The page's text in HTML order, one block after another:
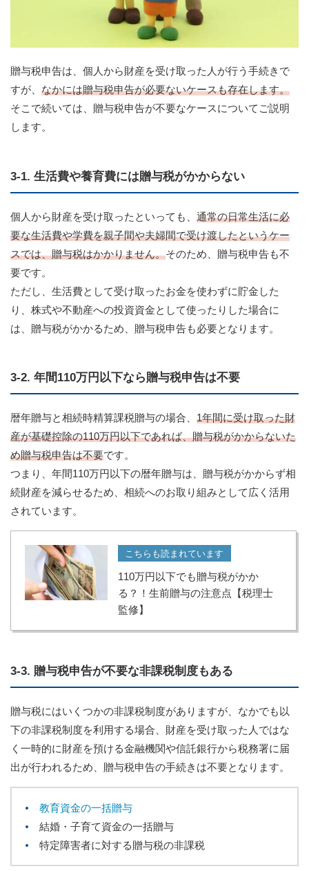
贈与税申告は、個人から財産を受け取った人が行う手続きで
すが、 なかには贈与税申告が必要ないケースも存在します。
そこで続いては、贈与税申告が不要なケースについてご説明
します。
3-1. 生活費や養育費には贈与税がかからない
個人から財産を受け取ったといっても、 通常の日常生活に必
要な生活費や学費を親子間や夫婦間で受け渡したというケー
スでは、贈与税はかかりません。そのため、贈与税申告も不
要です。
ただし、生活費として受け取ったお金を使わずに貯金した
り、株式や不動産への投資資金として使ったりした場合に
は、贈与税がかかるため、贈与税申告も必要となります。
3-2. 年間110万円以下なら贈与税申告は不要
暦年贈与と相続時精算課税贈与の場合、 1年間に受け取った財
産が基礎控除の110万円以下であれば、贈与税がかからないた
め贈与税申告は不要です。
つまり、年間110万円以下の暦年贈与は、贈与税がかからず相
続財産を減らせるため、相続へのお取り組みとして広く活用
されています。
こちらも読まれています
110万円以下でも贈与税がかか
る？！生前贈与の注意点【税理士
監修】
3-3. 贈与税申告が不要な非課税制度もある
贈与税にはいくつかの非課税制度がありますが、なかでも以
下の非課税制度を利用する場合、財産を受け取った人ではな
く一時的に財産を預ける金融機関や信託銀行から税務署に届
出が行われるため、贈与税申告の手続きは不要となります。
教育資金の一括贈与
結婚・子育て資金の一括贈与
特定障害者に対する贈与税の非課税